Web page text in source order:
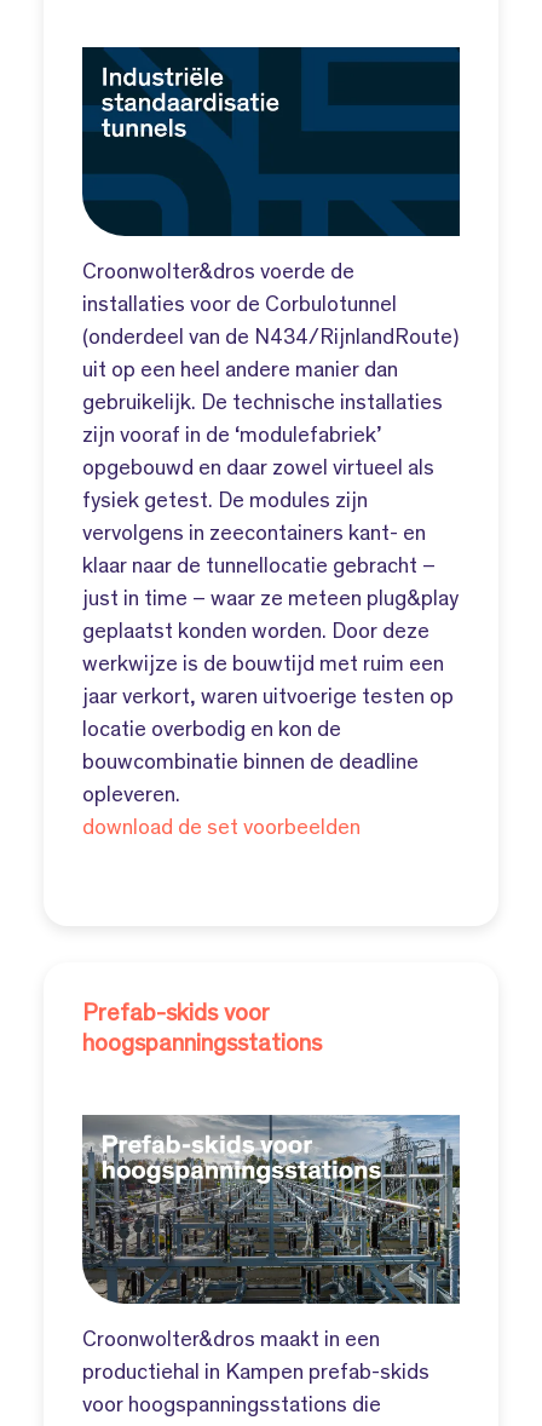
Croonwolter&dros voerde de
installaties voor de Corbulotunnel
(onderdeel van de N434/RijnlandRoute)
uit op een heel andere manier dan
gebruikelijk. De technische installaties
zijn vooraf in de ‘modulefabriek’
opgebouwd en daar zowel virtueel als
fysiek getest. De modules zijn
vervolgens in zeecontainers kant- en
klaar naar de tunnellocatie gebracht –
just in time – waar ze meteen plug&play
geplaatst konden worden. Door deze
werkwijze is de bouwtijd met ruim een
jaar verkort, waren uitvoerige testen op
locatie overbodig en kon de
bouwcombinatie binnen de deadline
opleveren.
download de set voorbeelden
Prefab-skids voor
hoogspanningsstations
Croonwolter&dros maakt in een
productiehal in Kampen prefab-skids
voor hoogspanningsstations die